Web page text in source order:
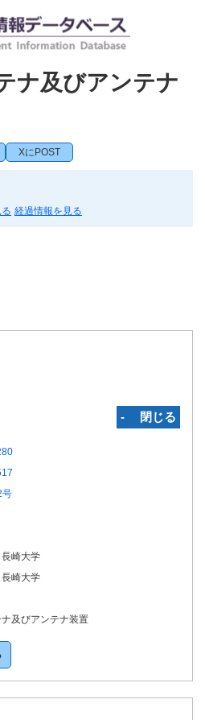
ナ及びアンテナ
XにPOST
経過情報を見る
‐ 閉じる
号
崎大学
崎大学
及びアンテナ装置